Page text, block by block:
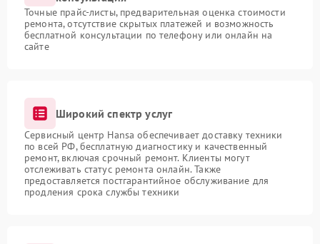
Точные прайс-листы, предварительная оценка стоимости
ремонта, отсутствие скрытых платежей и возможность
бесплатной консультации по телефону или онлайн на
сайте
Широкий спектр услуг
Сервисный центр Hansa обеспечивает доставку техники
по всей РФ, бесплатную диагностику и качественный
ремонт, включая срочный ремонт. Клиенты могут
отслеживать статус ремонта онлайн. Также
предоставляется постгарантийное обслуживание для
продления срока службы техники